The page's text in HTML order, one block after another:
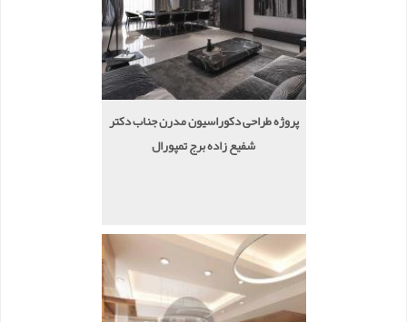
پروژه طراحی دکوراسیون مدرن جناب دکتر
شفیع زاده برج تمپورال